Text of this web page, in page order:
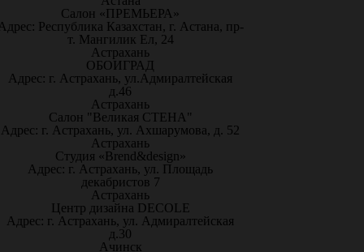
Салон «ПРЕМЬЕРА»
Республика Казахстан, г. Астана, пр-
т. Мангилик Ел, 24
Астрахань
ОБОИГРАД
Адрес: г. Астрахань, ул.Адмиралтейская
д.46
Астрахань
Салон "Великая СТЕНА"
Адрес: г. Астрахань, ул. Ахшарумова, д. 52
Астрахань
Студия «Brend&design»
Адрес: г. Астрахань, ул. Площадь
декабристов 7
Астрахань
Центр дизайна DECOLE
Адрес: г. Астрахань, ул. Адмиралтейская
д.30
Ачинск